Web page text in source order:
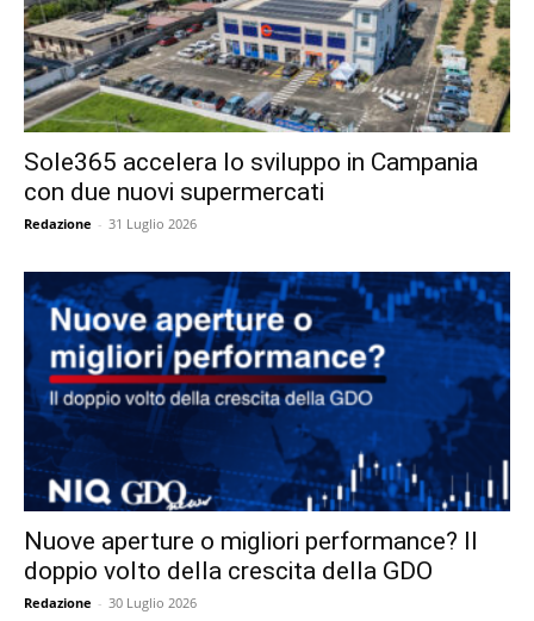
Sole365 accelera lo sviluppo in Campania
con due nuovi supermercati
Redazione - 31 Luglio 2026
Nuove aperture o migliori performance? Il
doppio volto della crescita della GDO
Redazione - 30 Luglio 2026